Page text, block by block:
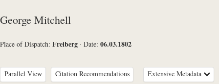
George Mitchell
Place of Dispatch: Freiberg · Date: 06.03.1802
Parallel View Citation Recommendations Extensive Metadata